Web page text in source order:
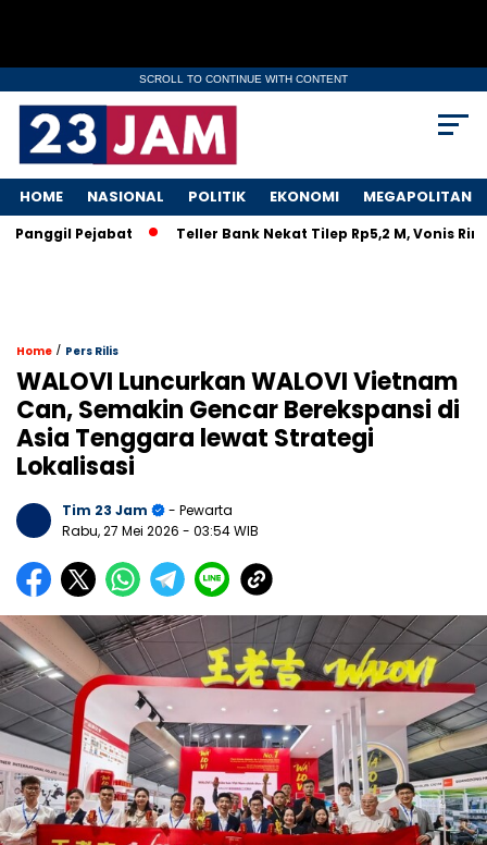
SCROLL TO CONTINUE WITH CONTENT
HOME NASIONAL POLITIK EKONOMI MEGAPOLITAN
Pejabat Teller Bank Nekat Tilep Rp5,2 M, Vonis
Home / Pers Rilis
WALOVI Luncurkan WALOVI Vietnam
Can, Semakin Gencar Berekspansi di
Asia Tenggara lewat Strategi
Lokalisasi
Tim 23 Jam
- Pewarta
Rabu, 27 Mei 2026 - 03:54 WIB